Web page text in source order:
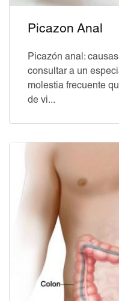
Picazon Anal
Picazón anal:
consultar a un
molestia frecuente
de vi...